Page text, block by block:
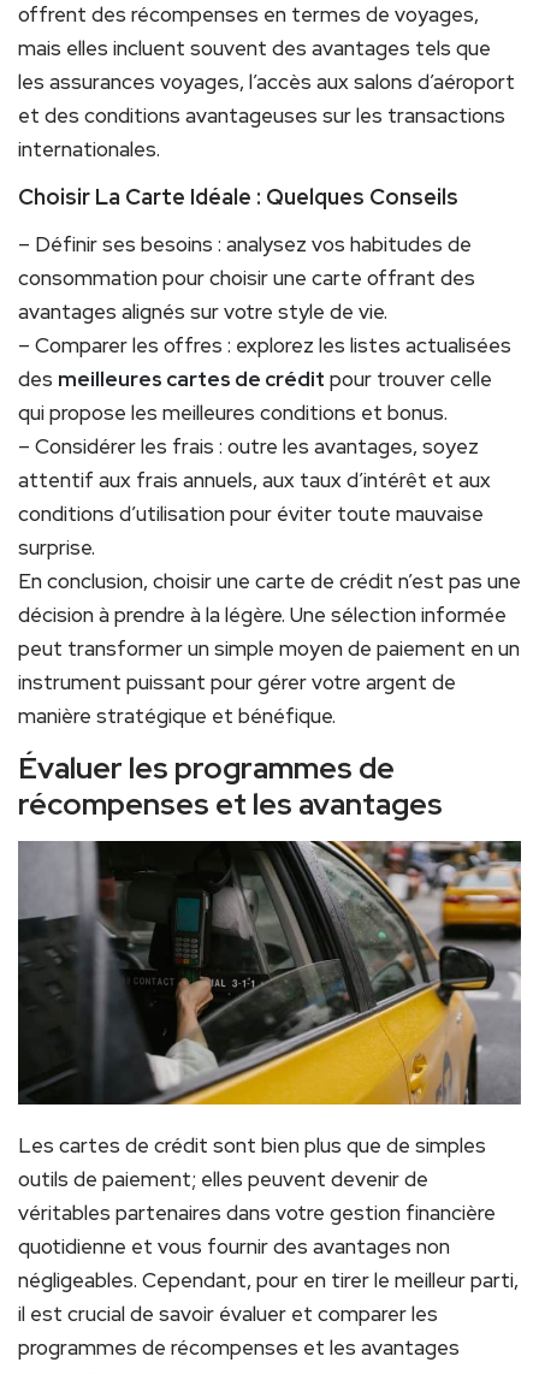
offrent des récompenses en termes de voyages,
mais elles incluent souvent des avantages tels que
les assurances voyages, l’accès aux salons d’aéroport
et des conditions avantageuses sur les transactions
internationales.
Choisir La Carte Idéale : Quelques Conseils
– Définir ses besoins : analysez vos habitudes de
consommation pour choisir une carte offrant des
avantages alignés sur votre style de vie.
– Comparer les offres : explorez les listes actualisées
des meilleures cartes de crédit pour trouver celle
qui propose les meilleures conditions et bonus.
– Considérer les frais : outre les avantages, soyez
attentif aux frais annuels, aux taux d’intérêt et aux
conditions d’utilisation pour éviter toute mauvaise
surprise.
En conclusion, choisir une carte de crédit n’est pas une
décision à prendre à la légère. Une sélection informée
peut transformer un simple moyen de paiement en un
instrument puissant pour gérer votre argent de
manière stratégique et bénéfique.
Évaluer les programmes de
récompenses et les avantages
Les cartes de crédit sont bien plus que de simples
outils de paiement; elles peuvent devenir de
véritables partenaires dans votre gestion financière
quotidienne et vous fournir des avantages non
négligeables. Cependant, pour en tirer le meilleur parti,
il est crucial de savoir évaluer et comparer les
programmes de récompenses et les avantages